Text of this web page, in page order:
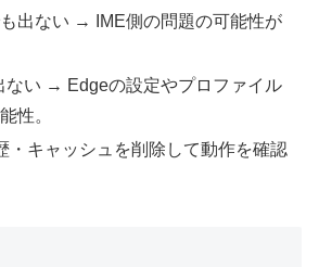
出ない → IME側の問題の可能性が
ない → Edgeの設定やプロファイル
性。
・キャッシュを削除して動作を確認